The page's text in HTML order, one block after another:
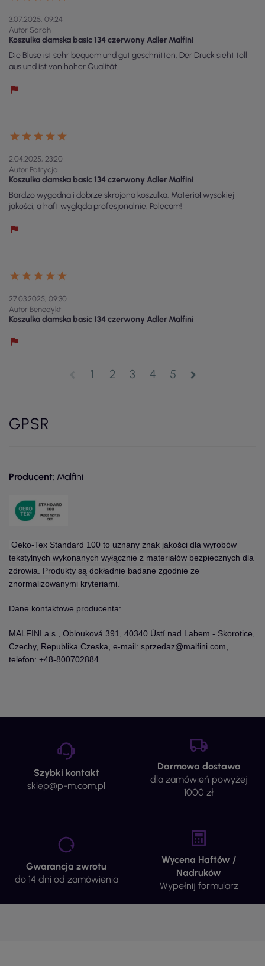
3.07.2025, 09:24
Autor Sarah
Koszulka damska basic 134 czerwony Adler Malfini
Die Bluse ist sehr bequem und gut geschnitten. Der Druck sieht toll
aus und ist von hoher Qualität.
2.04.2025, 23:20
Autor Patrycja
Koszulka damska basic 134 czerwony Adler Malfini
Bardzo wygodna i dobrze skrojona koszulka. Materiał wysokiej
jakości, a haft wygląda profesjonalnie. Polecam!
27.03.2025, 09:30
Autor Benedykt
Koszulka damska basic 134 czerwony Adler Malfini
1 2 3 4 5 chevron_right
GPSR
Producent: Malfini
Oeko-Tex Standard 100 to uznany znak jakości dla wyrobów
tekstylnych wykonanych wyłącznie z materiałów bezpiecznych dla
zdrowia. Produkty są dokładnie badane zgodnie ze
znormalizowanymi kryteriami.
Dane kontaktowe producenta:
MALFINI a.s., Oblouková 391, 40340 Ústí nad Labem - Skorotice,
Czechy, Republika Czeska, e-mail: sprzedaz@malfini.com,
telefon: +48-800702884
Szybki kontakt
sklep@p-m.com.pl
Darmowa dostawa
dla zamówień powyżej
1000 zł
Gwarancja zwrotu
do 14 dni od zamówienia
Wycena Haftów /
Nadruków
Wypełnij formularz